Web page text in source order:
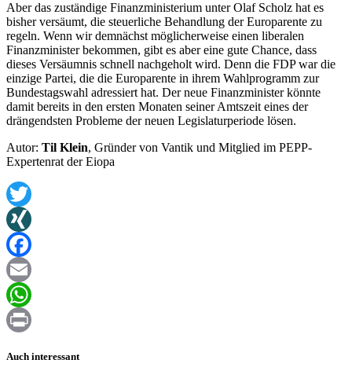
Aber das zuständige Finanzministerium unter Olaf Scholz hat es
bisher versäumt, die steuerliche Behandlung der Europarente zu
regeln. Wenn wir demnächst möglicherweise einen liberalen
Finanzminister bekommen, gibt es aber eine gute Chance, dass
dieses Versäumnis schnell nachgeholt wird. Denn die FDP war die
einzige Partei, die die Europarente in ihrem Wahlprogramm zur
Bundestagswahl adressiert hat. Der neue Finanzminister könnte
damit bereits in den ersten Monaten seiner Amtszeit eines der
drängendsten Probleme der neuen Legislaturperiode lösen.
Autor: Til Klein, Gründer von Vantik und Mitglied im PEPP-
Expertenrat der Eiopa
Twitter
XING
Facebook
Email
WhatsApp
Auch interessant